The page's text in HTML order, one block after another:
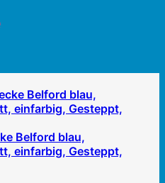
Belford blau,
einfarbig, Gesteppt,